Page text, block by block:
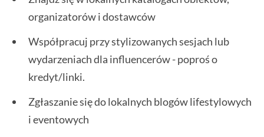
organizatorów i dostawców
Współpracuj przy stylizowanych sesjach lub
wydarzeniach dla influencerów - poproś o
kredyt/linki.
Zgłaszanie się do lokalnych blogów lifestylowych
i eventowych